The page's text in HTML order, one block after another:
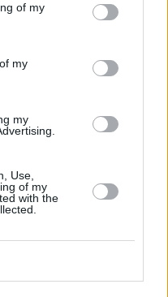
of my
my
my
Use,
of my
with the